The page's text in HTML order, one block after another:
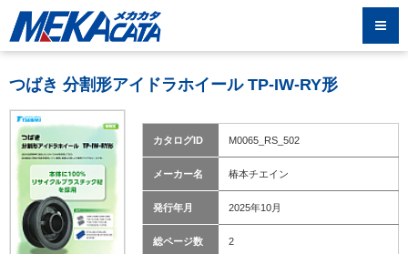
つばき 分割形アイドラホイール TP-IW-RY形
カタログID M0065_RS_502
メーカー名 椿本チエイン
発行年月 2025年10月
総ページ数 2